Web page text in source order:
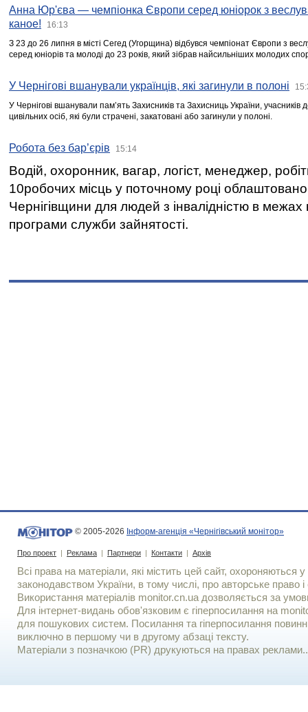
Анна Юр'єва — чемпіонка Європи серед юніорок з
каное!
16:13
З 23 до 26 липня в місті Сегед (Угорщина) відбувся чемпіонат Європи з
серед юніорів та молоді до 23 років, який зібрав найсильніших молодих
У Чернігові вшанували українців, які загинули в полоні
У Чернігові вшанували пам’ять Захисників та Захисниць України,
цивільних осіб, які були страчені, закатовані або загинули у полоні.
Робота без бар’єрів 15:14
Водій, охоронник, вагар, логіст, менеджер,
10робочих місць у поточному році
Чернігівщини для людей з інвалідністю в межах
програми служби зайнятості.
© 2005-2026 Інформ-агенція «Чернігівський монітор»
Про проект | Реклама | Партнери | Контакти | Архів
Всі права на матеріали, які містить цей сайт, охороняються у
законодавством України, в тому числі, про авторське право і
Використання матерiалiв monitor.cn.ua дозволяється за
Для iнтернет-видань обов'язковим є гiперпосилання на
для пошукових систем. Посилання та гіперпосилання
виключно в першому чи в другому абзаці тексту.
Матеріали з позначкою (PR) друкуються на правах реклами..